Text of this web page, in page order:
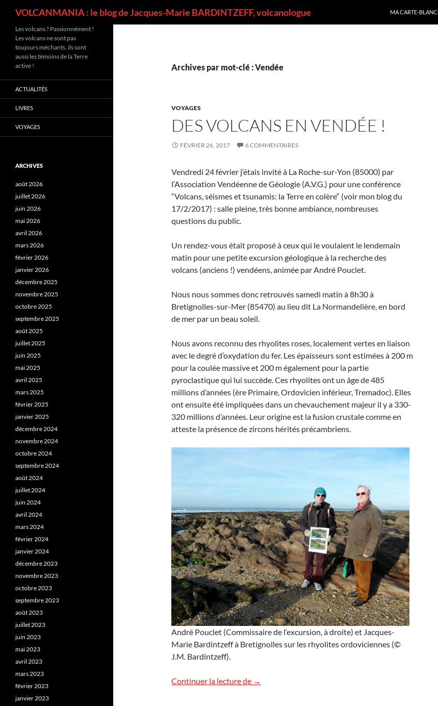
VOLCANMANIA : le blog de Jacques-Marie BARDINTZEFF, volcanologue
MA CARTE-
Archives par mot-clé : Vendée
VOYAGES
DES VOLCANS EN VENDÉE !
FÉVRIER 26, 2017 6 COMMENTAIRES
Vendredi 24 février j‘étais invité à La Roche-sur-Yon (85000) par
l‘Association Vendéenne de Géologie (A.V.G.) pour une conférence
“Volcans, séismes et tsunamis: la Terre en colère“ (voir mon blog du
17/2/2017) : salle pleine, très bonne ambiance, nombreuses
questions du public.
Un rendez-vous était proposé à ceux qui le voulaient le lendemain
matin pour une petite excursion géologique à la recherche des
volcans (anciens !) vendéens, animée par André Pouclet.
Nous nous sommes donc retrouvés samedi matin à 8h30 à
Bretignolles-sur-Mer (85470) au lieu dit La Normandelière, en bord
de mer par un beau soleil.
Nous avons reconnu des rhyolites roses, localement vertes en liaison
avec le degré d’oxydation du fer. Les épaisseurs sont estimées à 200 m
pour la coulée massive et 200 m également pour la partie
pyroclastique qui lui succède. Ces rhyolites ont un âge de 485
millions d’années (ère Primaire, Ordovicien inférieur, Tremadoc). Elles
ont ensuite été impliquées dans un chevauchement majeur il y a 330-
320 millions d’années. Leur origine est la fusion crustale comme en
atteste la présence de zircons hérités précambriens.
André Pouclet (Commissaire de l‘excursion, à droite) et Jacques-
Marie Bardintzeff à Bretignolles sur les rhyolites ordoviciennes (©
J.M. Bardintzeff).
Continuer la lecture de Des volcans en Vendée !
→
Les volcans ? Passionnément !
Les volcans ne sont pas
toujours méchants, ils sont
aussi les témoins de la Terre
active !
ACTUALITÉS
LIVRES
VOYAGES
ARCHIVES
août 2026
juillet 2026
juin 2026
mai 2026
avril 2026
mars 2026
février 2026
janvier 2026
décembre 2025
novembre 2025
octobre 2025
septembre 2025
août 2025
juillet 2025
juin 2025
mai 2025
avril 2025
mars 2025
février 2025
janvier 2025
décembre 2024
novembre 2024
octobre 2024
septembre 2024
août 2024
juillet 2024
juin 2024
avril 2024
mars 2024
février 2024
janvier 2024
décembre 2023
novembre 2023
octobre 2023
septembre 2023
août 2023
juillet 2023
juin 2023
mai 2023
avril 2023
mars 2023
février 2023
janvier 2023